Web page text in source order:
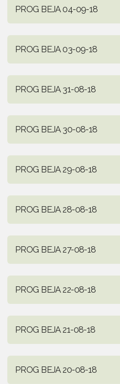
PROG BEJA 04-09-18
PROG BEJA 03-09-18
PROG BEJA 31-08-18
PROG BEJA 30-08-18
PROG BEJA 29-08-18
PROG BEJA 28-08-18
PROG BEJA 27-08-18
PROG BEJA 22-08-18
PROG BEJA 21-08-18
PROG BEJA 20-08-18